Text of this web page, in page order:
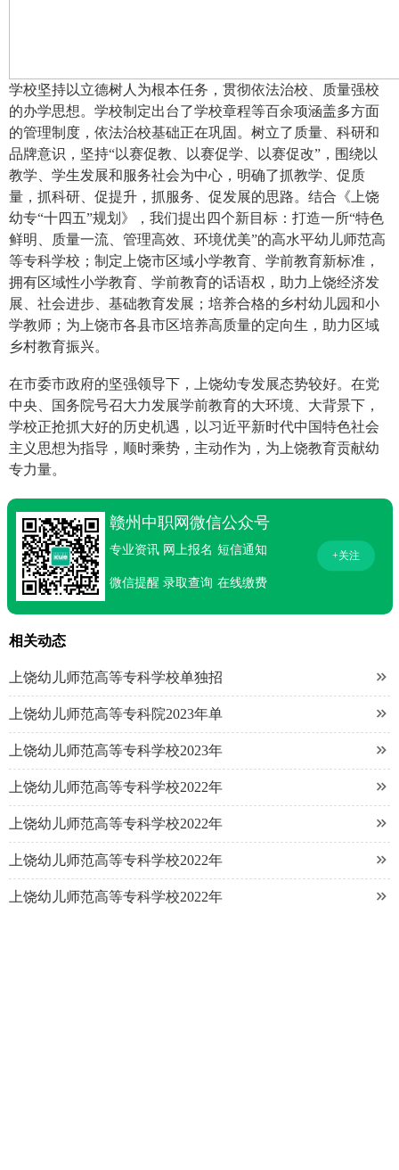
学校坚持以立德树人为根本任务，贯彻依法治校、质量强校
的办学思想。学校制定出台了学校章程等百余项涵盖多方面
的管理制度，依法治校基础正在巩固。树立了质量、科研和
品牌意识，坚持“以赛促教、以赛促学、以赛促改”，围绕以
教学、学生发展和服务社会为中心，明确了抓教学、促质
量，抓科研、促提升，抓服务、促发展的思路。结合《上饶
幼专“十四五”规划》，我们提出四个新目标：打造一所“特色
鲜明、质量一流、管理高效、环境优美”的高水平幼儿师范高
等专科学校；制定上饶市区域小学教育、学前教育新标准，
拥有区域性小学教育、学前教育的话语权，助力上饶经济发
展、社会进步、基础教育发展；培养合格的乡村幼儿园和小
学教师；为上饶市各县市区培养高质量的定向生，助力区域
乡村教育振兴。
在市委市政府的坚强领导下，上饶幼专发展态势较好。在党
中央、国务院号召大力发展学前教育的大环境、大背景下，
学校正抢抓大好的历史机遇，以习近平新时代中国特色社会
主义思想为指导，顺时乘势，主动作为，为上饶教育贡献幼
专力量。
赣州中职网微信公众号
专业资讯 网上报名 短信通知
微信提醒 录取查询 在线缴费
+关注
相关动态

上饶幼儿师范高等专科学校单独招

上饶幼儿师范高等专科院2023年单

上饶幼儿师范高等专科学校2023年

上饶幼儿师范高等专科学校2022年

上饶幼儿师范高等专科学校2022年

上饶幼儿师范高等专科学校2022年

上饶幼儿师范高等专科学校2022年